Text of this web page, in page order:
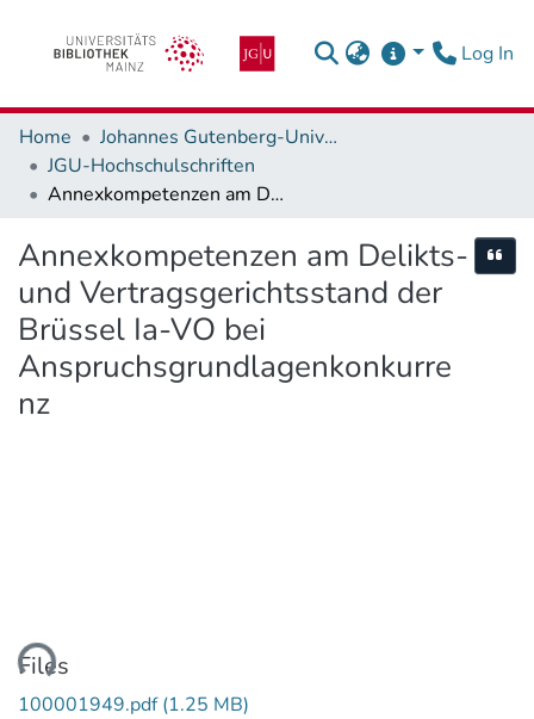
Log In
Home
Johannes Gutenberg-Universität Mainz
JGU-Hochschulschriften
Annexkompetenzen am Delikts- und Vertragsgerichtsstand der Brüssel Ia-VO bei Anspruchsgrundlagenkonkurrenz
Annexkompetenzen am Delikts-
und Vertragsgerichtsstand der
Brüssel Ia-VO bei
Anspruchsgrundlagenkonkurre
nz
Files
100001949.pdf(1.25 MB)